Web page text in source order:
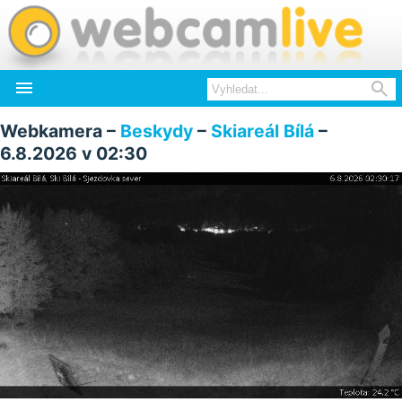
 
Webkamera – Beskydy – Skiareál Bílá –
6.8.2026 v 02:30